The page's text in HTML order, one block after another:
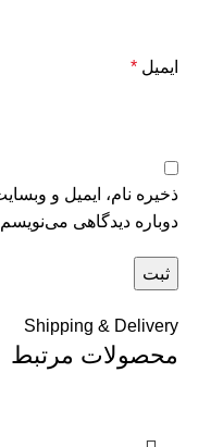
ایمیل *
ذخیره نام، ایمیل و
دوباره دیدگاهی
Shipping & Delivery
محصولات مرتبط